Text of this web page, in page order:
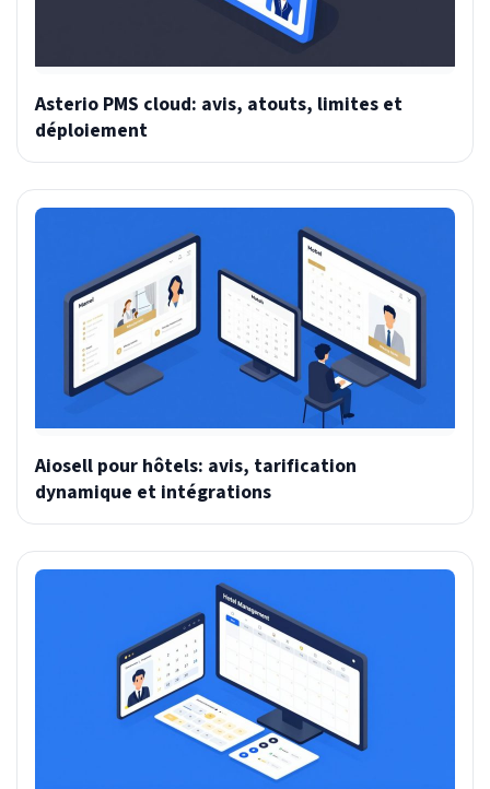
Asterio PMS cloud: avis, atouts, limites et
déploiement
Aiosell pour hôtels: avis, tarification
dynamique et intégrations